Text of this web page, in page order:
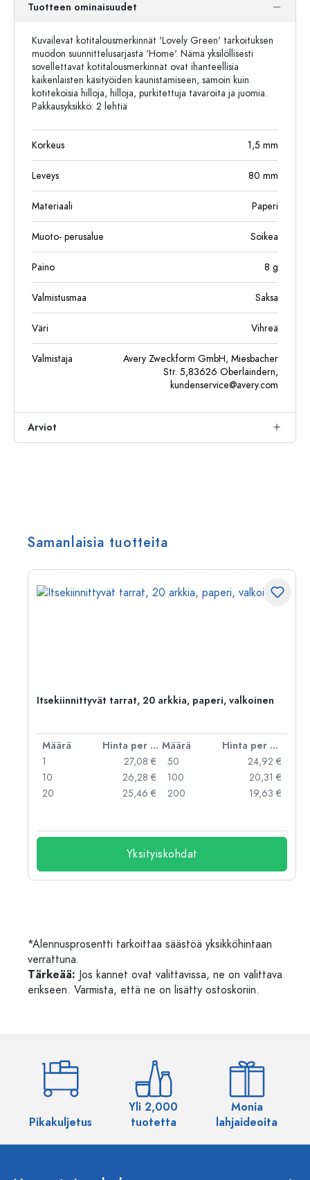
Tuotteen ominaisuudet
Kuvailevat kotitalousmerkinnät 'Lovely Green' tarkoituksen
muodon suunnittelusarjasta 'Home'. Nämä yksilöllisesti
sovellettavat kotitalousmerkinnät ovat ihanteellisia
kaikenlaisten käsityöiden kaunistamiseen, samoin kuin
kotitekoisia hilloja, hilloja, purkitettuja tavaroita ja juomia.
Pakkausyksikkö: 2 lehtiä
Korkeus 1,5 mm
Leveys 80 mm
Materiaali Paperi
Muoto- perusalue Soikea
Paino 8 g
Valmistusmaa Saksa
Väri Vihreä
Valmistaja
Avery Zweckform GmbH, Miesbacher
Str. 5,83626 Oberlaindern,
kundenservice@avery.com
Arviot
Samanlaisia tuotteita
Itsekiinnittyvät tarrat, 20 arkkia, paperi, valkoinen
Määrä Hinta per kpl Määrä
Hinta per kpl
1
27,08 €
10
26,28 €
20
25,46 €
50
24,92 €
100
20,31 €
200
19,63 €
Yksityiskohdat
*Alennusprosentti tarkoittaa säästöä yksikköhintaan
verrattuna.
Tärkeää: Jos kannet ovat valittavissa, ne on valittava
erikseen. Varmista, että ne on lisätty ostoskoriin.
Pikakuljetus
Yli 2,000
tuotetta
Monia
lahjaideoita